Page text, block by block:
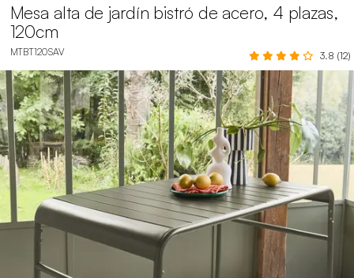
Mesa alta de jardín bistró de acero, 4 plazas,
120cm
MTBT120SAV 3.8 (12)